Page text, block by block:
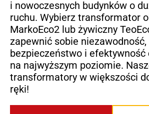
i nowoczesnych budynków o
ruchu. Wybierz transformator
MarkoEco2 lub żywiczny
zapewnić sobie niezawodność,
bezpieczeństwo i efektywność
na najwyższym poziomie.
transformatory w większości
ręki!